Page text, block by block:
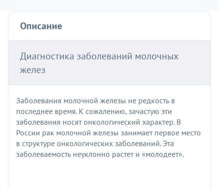
Описание
Диагностика заболеваний молочных
желез
Заболевания молочной железы не редкость в
последнее время. К сожалению, зачастую эти
заболевания носят онкологический характер. В
России рак молочной железы занимает первое место
в структуре онкологических заболеваний. Эта
заболеваемость неуклонно растет и «молодеет».